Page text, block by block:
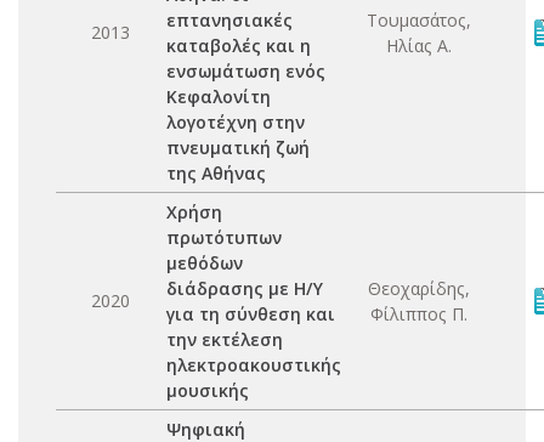
2013
επτανησιακές
καταβολές και η
ενσωμάτωση ενός
Κεφαλονίτη
λογοτέχνη στην
πνευματική ζωή
της Αθήνας
Τουμασάτος,
Ηλίας Α.
2020
Χρήση
πρωτότυπων
μεθόδων
διάδρασης με Η/Υ
για τη σύνθεση και
την εκτέλεση
ηλεκτροακουστικής
μουσικής
Θεοχαρίδης,
Φίλιππος Π.
Ψηφιακή